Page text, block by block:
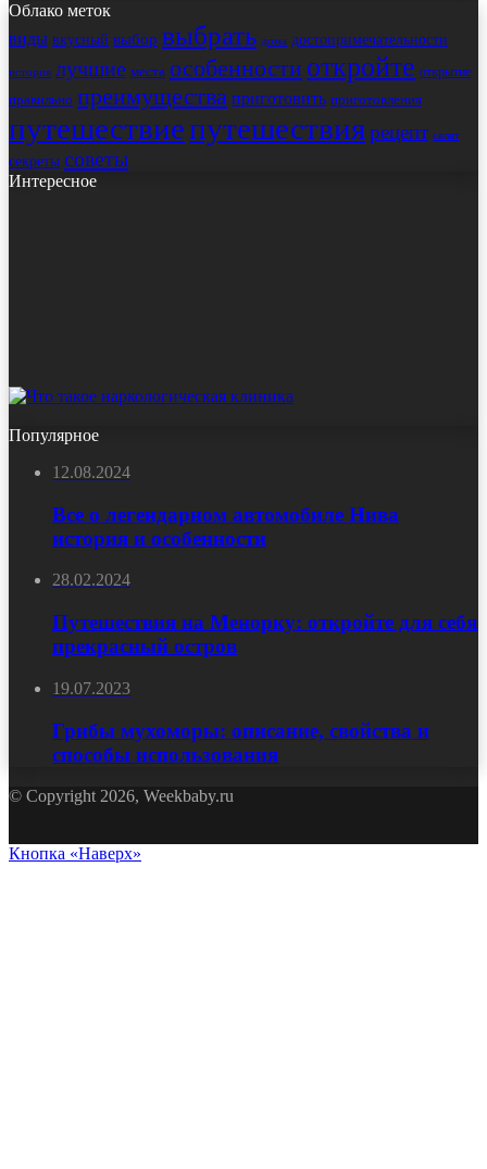
Облако меток
виды вкусный выбор выбрать дома достопримечательности
история лучшие места особенности откройте открытие
правильно преимущества приготовить приготовления
путешествиепутешествиярецепт салат
секреты советы
Интересное
Популярное
12.08.2024
Все о легендарном автомобиле Нива
история и особенности
28.02.2024
Путешествия на Менорку: откройте для себя
прекрасный остров
19.07.2023
Грибы мухоморы: описание, свойства и
способы использования
© Copyright 2026, Weekbaby.ru
Кнопка «Наверх»